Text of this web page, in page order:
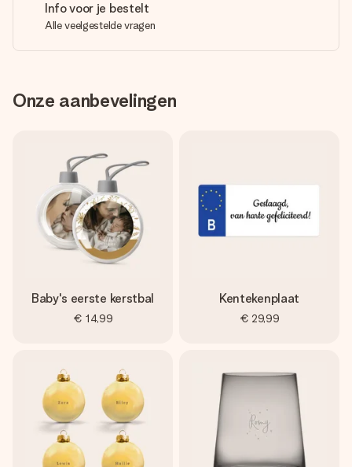
Info voor je bestelt
Alle veelgestelde vragen
Onze aanbevelingen
Baby's eerste kerstbal
€ 14,99
Kentekenplaat
€ 29,99